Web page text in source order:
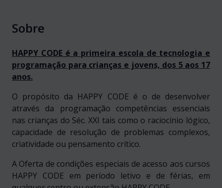
Sobre
HAPPY CODE é a primeira escola de tecnologia e
programação para crianças e jovens, dos 5 aos 17
anos.
O propósito da HAPPY CODE é o de desenvolver
através da programação competências essenciais
nas crianças do Séc. XXI tais como o raciocínio lógico,
capacidade de resolução de problemas complexos,
criatividade ou pensamento crítico.
A Oferta de condições especiais de acesso aos cursos
HAPPY CODE em período letivo e de férias, em